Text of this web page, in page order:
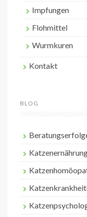
Impfungen
Flohmittel
Wurmkuren
Kontakt
BLOG